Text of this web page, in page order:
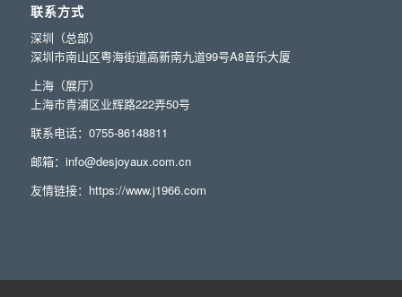
联系方式
深圳（总部）
深圳市南山区粤海街道高新南九道99号A8音乐大厦
上海（展厅）
上海市青浦区业辉路222弄50号
联系电话：0755-86148811
邮箱：info@desjoyaux.com.cn
友情链接： https://www.j1966.com